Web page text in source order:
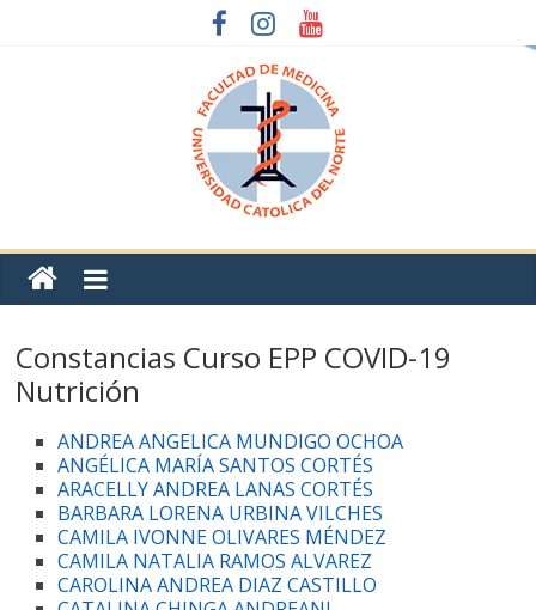
Constancias Curso EPP COVID-19
Nutrición
ANDREA ANGELICA MUNDIGO OCHOA
ANGÉLICA MARÍA SANTOS CORTÉS
ARACELLY ANDREA LANAS CORTÉS
BARBARA LORENA URBINA VILCHES
CAMILA IVONNE OLIVARES MÉNDEZ
CAMILA NATALIA RAMOS ALVAREZ
CAROLINA ANDREA DIAZ CASTILLO